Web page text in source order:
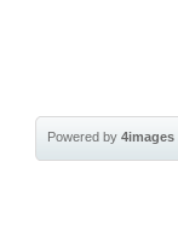
Powered by4images